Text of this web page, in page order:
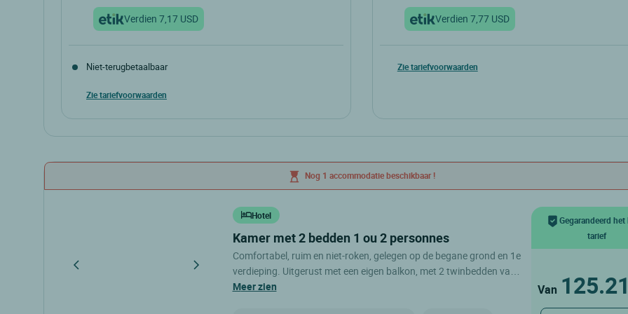
Verdien 7,17 USD
Niet-terugbetaalbaar
Zie tariefvoorwaarden
Verdien 7,77 USD
Zie tariefvoorwaarden
Nog 1 accommodatie beschikbaar !
Hotel
kamer met 2 bedden 1 ou 2 personnes
Comfortabel, ruim en niet-roken, gelegen op de begane grond en 1e
verdieping. Uitgerust met een eigen balkon, met 2 twinbedden van
80 x 200 cm, flatscreen TV met de CANAL + kanalen, de
meer zien
Gegarandeerd het
tarief
Van 125.21